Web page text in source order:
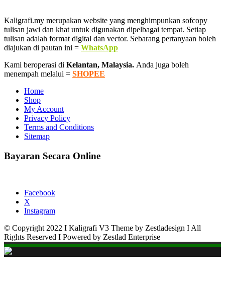
Kaligrafi.my merupakan website yang menghimpunkan sofcopy
tulisan jawi dan khat untuk digunakan dipelbagai tempat. Setiap
tulisan adalah format digital dan vector. Sebarang pertanyaan boleh
diajukan di pautan ini = WhatsApp
Kami beroperasi di Kelantan, Malaysia. Anda juga boleh
menempah melalui = SHOPEE
Home
Shop
My Account
Privacy Policy
Terms and Conditions
Sitemap
Bayaran Secara Online
Facebook
X
Instagram
© Copyright 2022 I Kaligrafi V3 Theme by Zestladesign I All
Rights Reserved I Powered by Zestlad Enterprise